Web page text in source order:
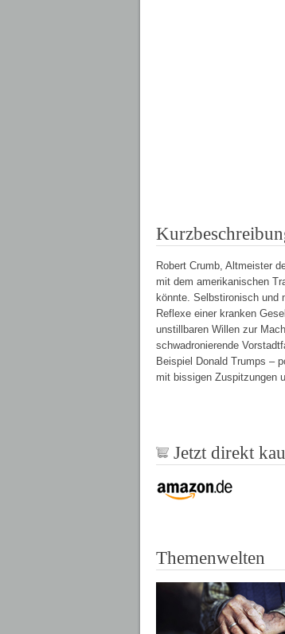
Robert Crumb, Altmeister
mit dem amerikanischen
könnte. Selbstironisch und
Reflexe einer kranken
unstillbaren Willen zur
schwadronierende
Beispiel Donald Trumps –
mit bissigen Zuspitzungen
Jetzt direkt
Themenwelten